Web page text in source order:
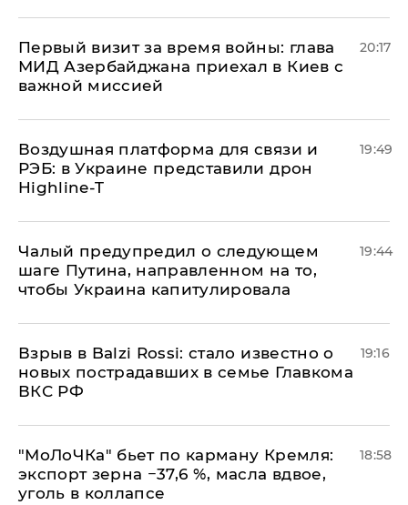
Первый визит за время войны: глава
МИД Азербайджана приехал в Киев с
важной миссией
20:17
Воздушная платформа для связи и
РЭБ: в Украине представили дрон
Highline-T
19:49
Чалый предупредил о следующем
шаге Путина, направленном на то,
чтобы Украина капитулировала
19:44
Взрыв в Balzi Rossi: стало известно о
новых пострадавших в семье Главкома
ВКС РФ
19:16
​"МоЛоЧКа" бьет по карману Кремля:
экспорт зерна −37,6 %, масла вдвое,
уголь в коллапсе
18:58